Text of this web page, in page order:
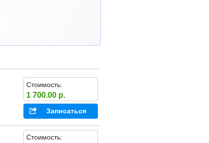
Стоимость:
1 700.00 р.
Записаться
Стоимость: